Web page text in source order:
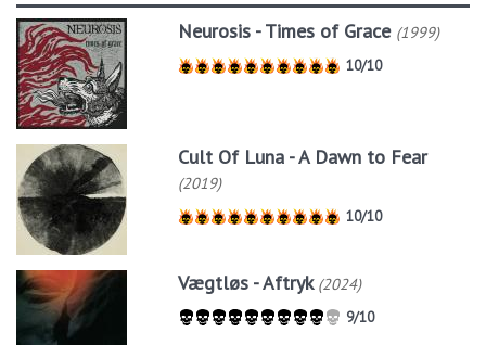
Neurosis - Times of Grace (1999)
10/10
Cult Of Luna - A Dawn to Fear
(2019)
10/10
Vægtløs - Aftryk (2024)
9/10